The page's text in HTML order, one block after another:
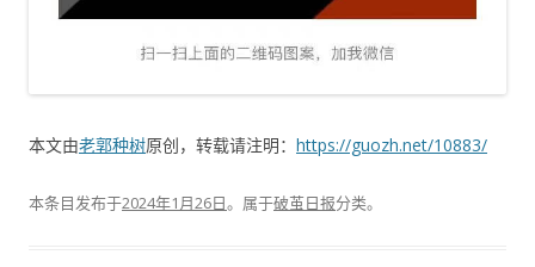
本文由老郭种树原创，转载请注明： https://guozh.net/10883/
本条目发布于2024年1月26日。属于破茧日报分类。